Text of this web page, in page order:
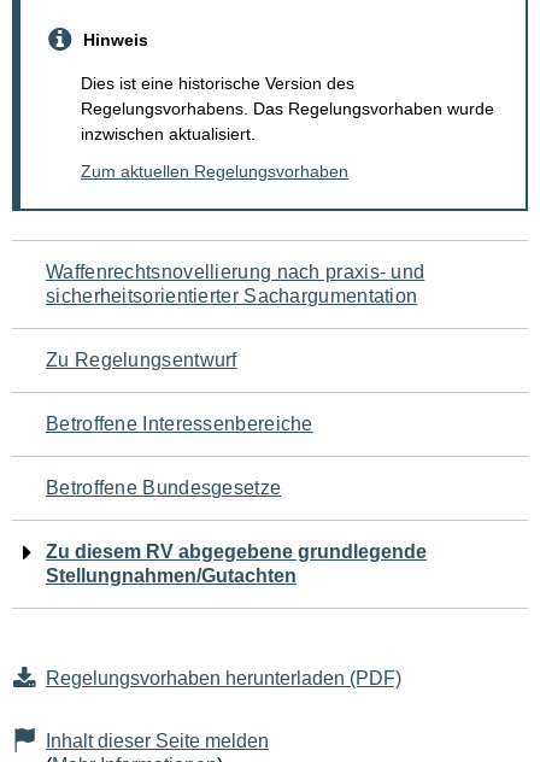
Hinweis
Dies ist eine historische Version des
Regelungsvorhabens. Das Regelungsvorhaben wurde
inzwischen aktualisiert.
Zum aktuellen Regelungsvorhaben
Navigation
für
den
Seiteninhalt
Waffenrechtsnovellierung nach praxis- und
sicherheitsorientierter Sachargumentation
Zu Regelungsentwurf
Betroffene Interessenbereiche
Betroffene Bundesgesetze
Zu diesem RV abgegebene grundlegende
Stellungnahmen/Gutachten
Regelungsvorhaben herunterladen (PDF)
Inhalt dieser Seite melden